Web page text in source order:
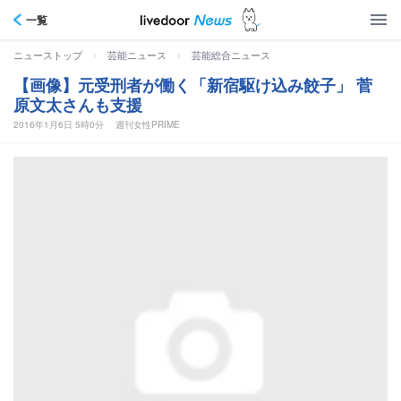
一覧
ニューストップ > 芸能ニュース > 芸能総合ニュース
【画像】元受刑者が働く「新宿駆け込み餃子」 菅
原文太さんも支援
2016年1月6日 5時0分 週刊女性PRIME